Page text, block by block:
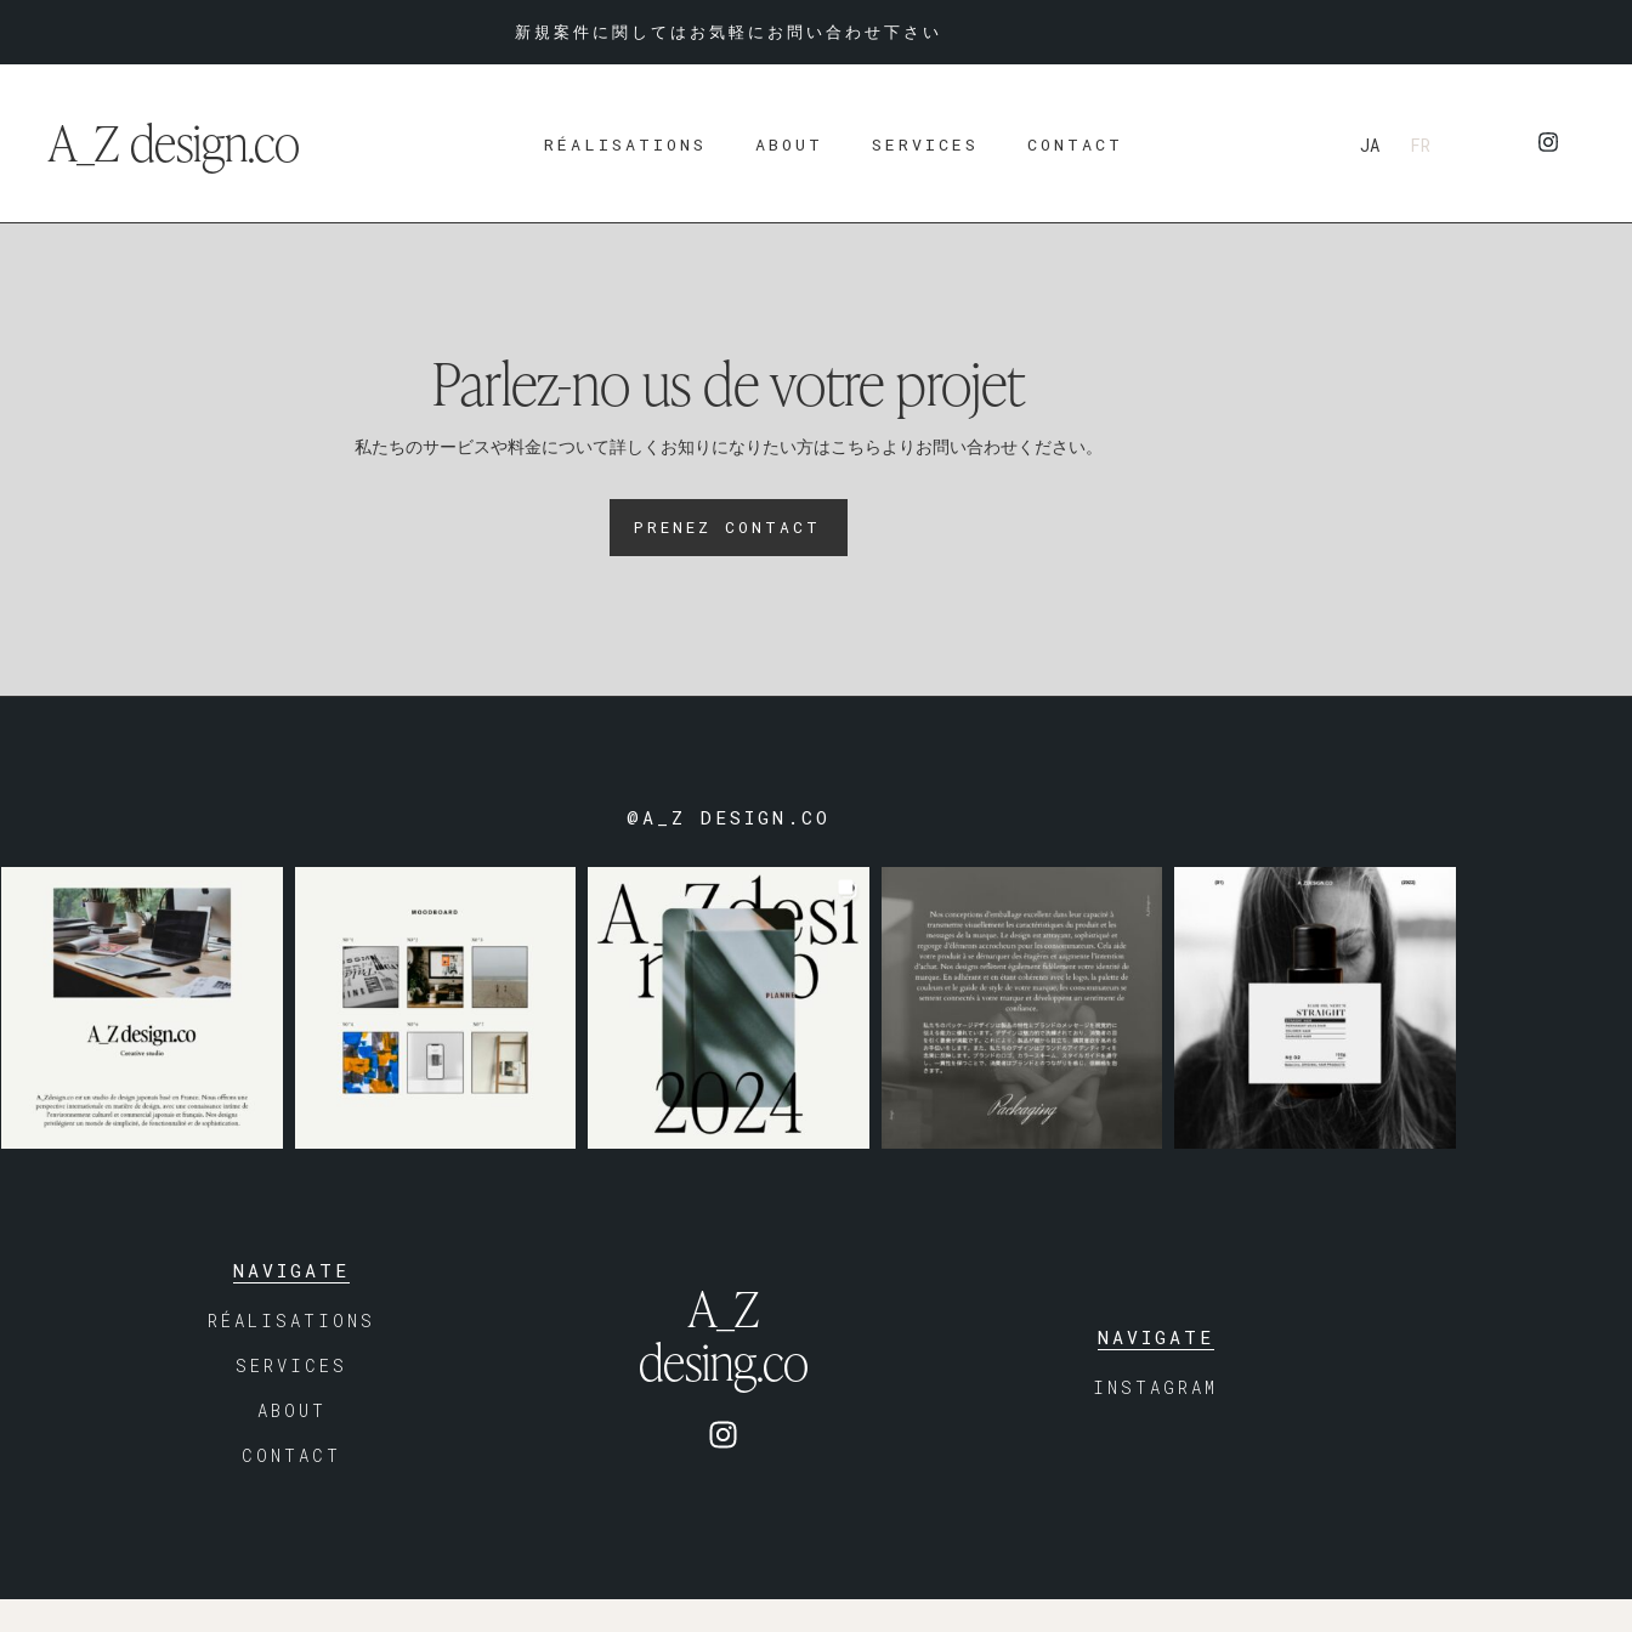
新規案件に関してはお気軽にお問い合わせ下さい
A_Z design.co RÉALISATIONS ABOUT SERVICES CONTACT JA FR
Parlez-no us de votre projet
私たちのサービスや料金について詳しくお知りになりたい方はこちらよりお問い合わせください。
PRENEZ CONTACT
@A_Z DESIGN.CO
NAVIGATE
RÉALISATIONS
SERVICES
ABOUT
CONTACT
A_Z
desing.co
NAVIGATE
INSTAGRAM